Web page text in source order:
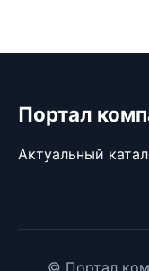
Портал
Актуальный
© Портал